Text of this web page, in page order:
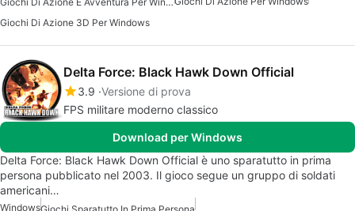
Giochi Di Azione 3D Per Windows
Delta Force: Black Hawk Down Official
3.9 Versione di prova
FPS militare moderno classico
Download per Windows
Delta Force: Black Hawk Down Official è uno sparatutto in prima
persona pubblicato nel 2003. Il gioco segue un gruppo di soldati
americani…
Windows